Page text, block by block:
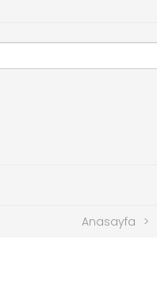
Anasayfa >